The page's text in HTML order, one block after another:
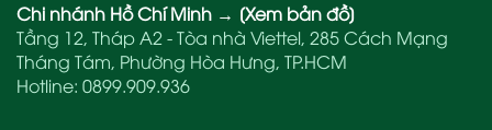
Chi nhánh Hồ Chí Minh → [Xem bản đồ]
Tầng 12, Tháp A2 - Tòa nhà Viettel, 285 Cách Mạng
Tháng Tám, Phường Hòa Hưng, TP.HCM
Hotline: 0899.909.936